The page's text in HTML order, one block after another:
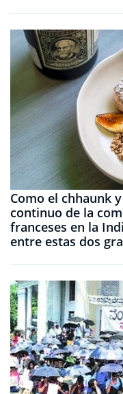
Como el chhaunk
continuo de la
franceses en la
entre estas dos